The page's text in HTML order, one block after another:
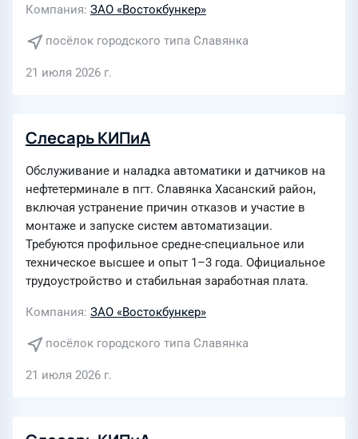
Компания ЗАО «Востокбункер»
посёлок городского типа Славянка
21 июля 2026 г.
Слесарь КИПиА
Обслуживание и наладка автоматики и датчиков на
нефтетерминале в пгт. Славянка Хасанский район,
включая устранение причин отказов и участие в
монтаже и запуске систем автоматизации.
Требуются профильное средне-специальное или
техническое высшее и опыт 1–3 года. Официальное
трудоустройство и стабильная заработная плата.
Компания ЗАО «Востокбункер»
посёлок городского типа Славянка
21 июля 2026 г.